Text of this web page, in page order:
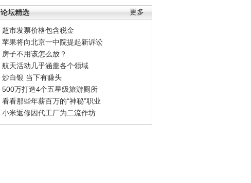
更多
论坛精选
超市发票价格包含税金
苹果将向北京一中院提起新诉讼
房子不用该怎么放？
航天活动几乎涵盖各个领域
炒白银 当下有赚头
500万打造4个五星级旅游厕所
看看那些年薪百万的“神秘”职业
小米返修因代工厂为二流作坊